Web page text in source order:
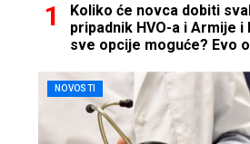
Koliko će novca dobiti
pripadnik HVO-a i Armije i
sve opcije moguće? Evo
NOVOSTI